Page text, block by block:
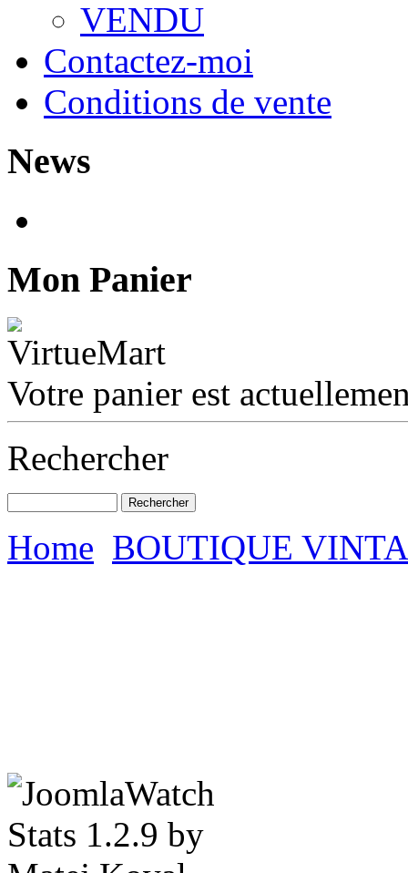
VENDU
Contactez-moi
Conditions de vente
News
Mon Panier
Votre panier est
Rechercher
Home BOUTIQUE